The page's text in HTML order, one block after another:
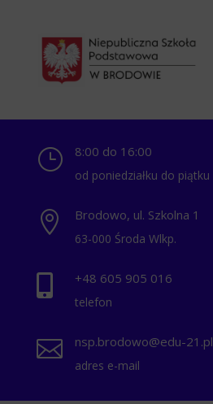
} 8:00 do 16:00
od poniedziałku do piątku
 Brodowo, ul. Szkolna 1
63-000 Środa Wlkp.
 +48 ‭605 905 016‬
telefon
 nsp.brodowo@edu-21.pl
adres e-mail